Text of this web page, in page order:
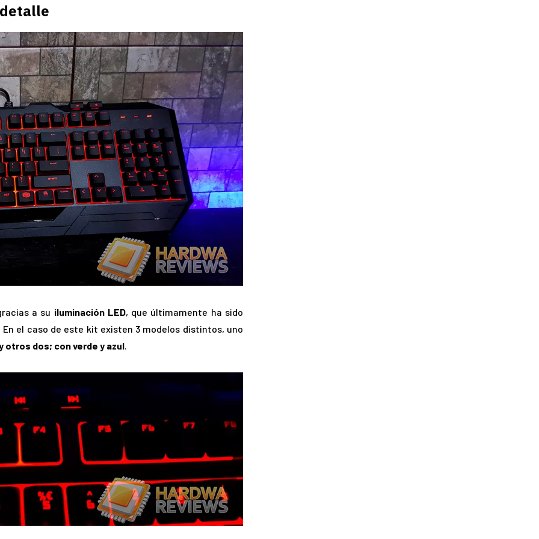
a su iluminación LED, que últimamente ha sido
el caso de este kit existen 3 modelos distintos, uno
otros dos; con verde y azul.